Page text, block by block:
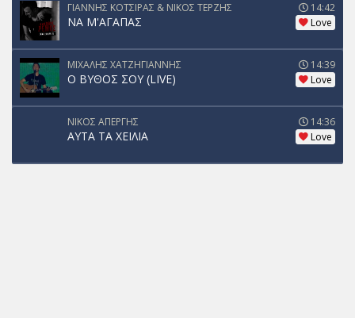
ΓΙΑΝΝΗΣ ΚΟΤΣΙΡΑΣ & ΝΙΚΟΣ ΤΕΡΖΗΣ
ΝΑ Μ'ΑΓΑΠΑΣ
14:42
Love
ΜΙΧΑΛΗΣ ΧΑΤΖΗΓΙΑΝΝΗΣ
Ο ΒΥΘΟΣ ΣΟΥ (LIVE)
14:39
Love
ΝΙΚΟΣ ΑΠΕΡΓΗΣ
ΑΥΤΑ ΤΑ ΧΕΙΛΙΑ
14:36
Love